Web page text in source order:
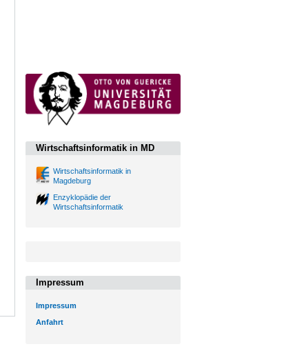
Wirtschaftsinformatik in MD
Wirtschaftsinformatik in
Magdeburg
Enzyklopädie der
Wirtschaftsinformatik
Impressum
Impressum
Anfahrt